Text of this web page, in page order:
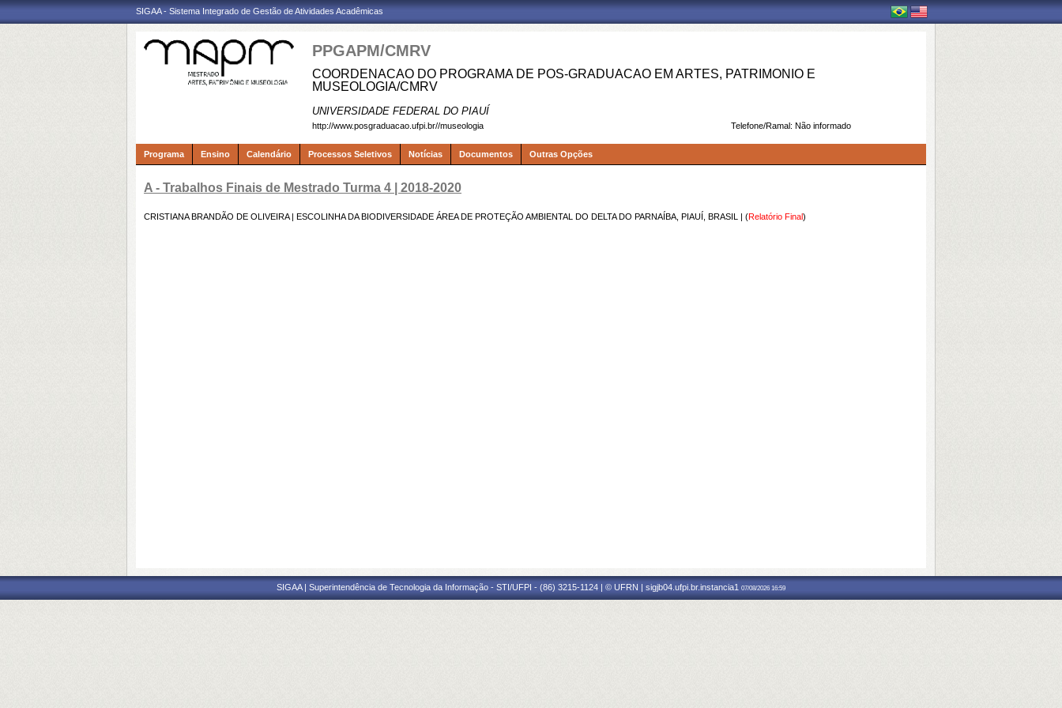
SIGAA - Sistema Integrado de Gestão de Atividades Acadêmicas
PPGAPM/CMRV
COORDENACAO DO PROGRAMA DE POS-GRADUACAO EM ARTES, PATRIMONIO E
MUSEOLOGIA/CMRV
UNIVERSIDADE FEDERAL DO PIAUÍ
Telefone/Ramal: Não informado
http://www.posgraduacao.ufpi.br//museologia
Programa Ensino Calendário Processos Seletivos Notícias Documentos Outras Opções
A - Trabalhos Finais de Mestrado Turma 4 | 2018-2020
CRISTIANA BRANDÃO DE OLIVEIRA | ESCOLINHA DA BIODIVERSIDADE ÁREA DE PROTEÇÃO AMBIENTAL DO DELTA DO PARNAÍBA, PIAUÍ, BRASIL | (Relatório Final)
SIGAA | Superintendência de Tecnologia da Informação - STI/UFPI - (86) 3215-1124 | © UFRN | sigjb04.ufpi.br.instancia1 07/08/2026 16:59